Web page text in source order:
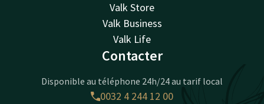
Valk Store
Valk Business
Valk Life
Contacter
Disponible au téléphone 24h/24 au tarif local
0032 4 244 12 00